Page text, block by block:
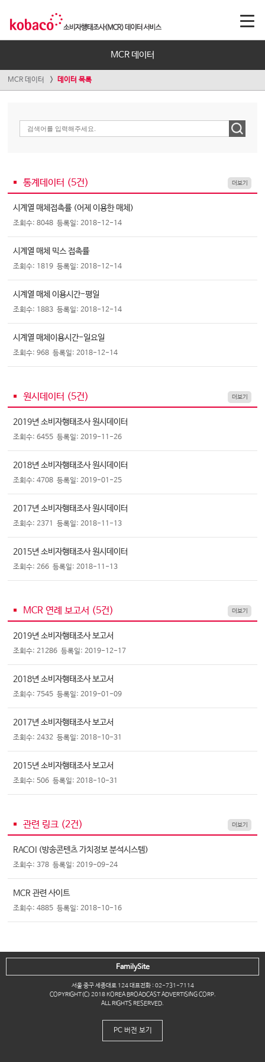
MCR 데이터
MCR 데이터 데이터 목록
통계데이터 (5건) 더보기
시계열 매체접촉률 (어제 이용한 매체)
조회수: 8048 등록일: 2018-12-14
시계열 매체 믹스 접촉률
조회수: 1819 등록일: 2018-12-14
시계열 매체 이용시간-평일
조회수: 1883 등록일: 2018-12-14
시계열 매체이용시간-일요일
조회수: 968 등록일: 2018-12-14
원시데이터 (5건) 더보기
2019년 소비자행태조사 원시데이터
조회수: 6455 등록일: 2019-11-26
2018년 소비자행태조사 원시데이터
조회수: 4708 등록일: 2019-01-25
2017년 소비자행태조사 원시데이터
조회수: 2371 등록일: 2018-11-13
2015년 소비자행태조사 원시데이터
조회수: 266 등록일: 2018-11-13
MCR 연례 보고서 (5건) 더보기
2019년 소비자행태조사 보고서
조회수: 21286 등록일: 2019-12-17
2018년 소비자행태조사 보고서
조회수: 7545 등록일: 2019-01-09
2017년 소비자행태조사 보고서
조회수: 2432 등록일: 2018-10-31
2015년 소비자행태조사 보고서
조회수: 506 등록일: 2018-10-31
관련 링크 (2건) 더보기
RACOI (방송콘텐츠 가치정보 분석시스템)
조회수: 378 등록일: 2019-09-24
MCR 관련 사이트
조회수: 4885 등록일: 2018-10-16
서울 중구 세종대로 124 대표전화 : 02-731-7114
COPYRIGHT(C) 2018 KOREA BROADCAST ADVERTISING CORP.
ALL RIGHTS RESERVED.
FamilySite
PC 버전 보기